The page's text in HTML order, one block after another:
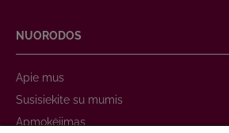
NUORODOS
Apie mus
Susisiekite su mumis
Apmokėjimas